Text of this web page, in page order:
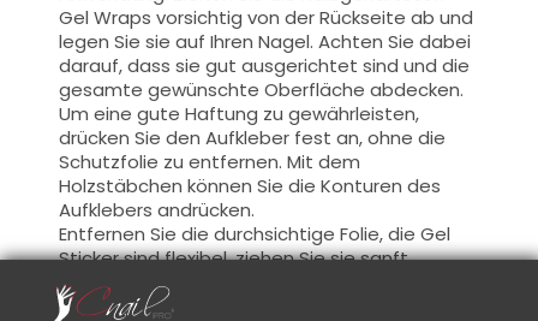
Gel Wraps vorsichtig von der Rückseite ab und
legen Sie sie auf Ihren Nagel. Achten Sie dabei
darauf, dass sie gut ausgerichtet sind und die
gesamte gewünschte Oberfläche abdecken.
Um eine gute Haftung zu gewährleisten,
drücken Sie den Aufkleber fest an, ohne die
Schutzfolie zu entfernen. Mit dem
Holzstäbchen können Sie die Konturen des
Aufklebers andrücken.
Entfernen Sie die durchsichtige Folie, die Gel
Sticker sind flexibel, ziehen Sie sie sanft
darüber, sodass sie sich perfekt der Form des
Naturnagels oder der Krümmung des Gels,